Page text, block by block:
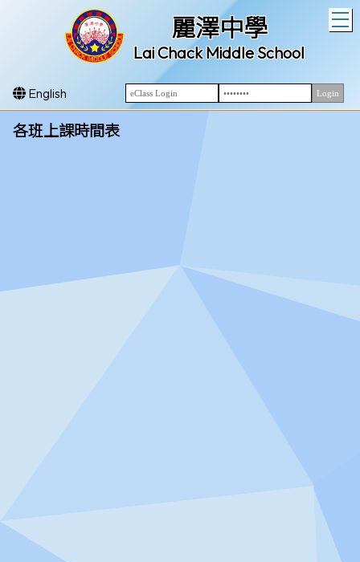
麗澤中學
Lai Chack Middle School
English
各班上課時間表